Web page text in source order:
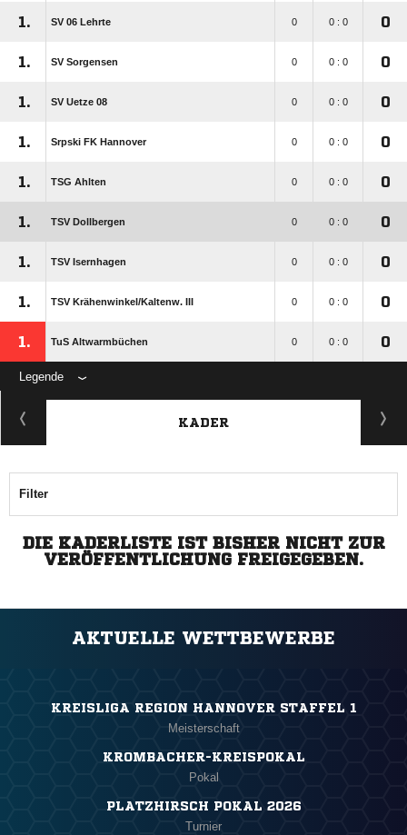
1. SV 06 Lehrte 0 0 : 0 0
1. SV Sorgensen 0 0 : 0 0
1. SV Uetze 08 0 0 : 0 0
1. Srpski FK Hannover 0 0 : 0 0
1. TSG Ahlten 0 0 : 0 0
1. TSV Dollbergen 0 0 : 0 0
1. TSV Isernhagen 0 0 : 0 0
1. TSV Krähenwinkel/​Kaltenw. III 0 0 : 0 0
1. TuS Altwarmbüchen 0 0 : 0 0
Legende
KADER
Filter
DIE KADERLISTE IST BISHER NICHT ZUR
VERÖFFENTLICHUNG FREIGEGEBEN.
AKTUELLE WETTBEWERBE
KREISLIGA REGION HANNOVER STAFFEL 1
Meisterschaft
KROMBACHER-KREISPOKAL
Pokal
PLATZHIRSCH POKAL 2026
Turnier